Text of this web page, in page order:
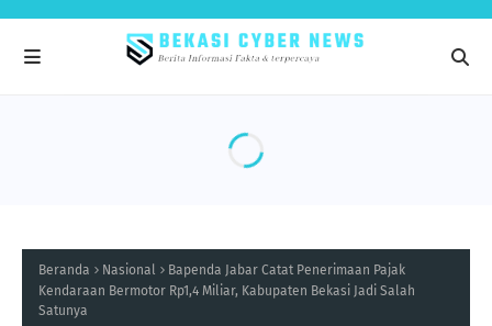
Beranda Nasional
Bapenda Jabar Catat Penerimaan Pajak
Kendaraan Bermotor Rp1,4 Miliar, Kabupaten Bekasi Jadi Salah
Satunya